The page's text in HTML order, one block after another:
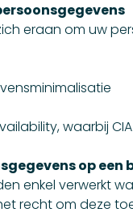
eraan om uw
waarbij
op een
enkel verwerkt
recht om deze